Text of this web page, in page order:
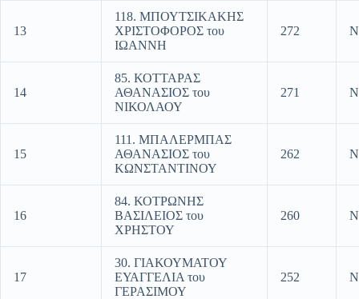
13
118. ΜΠΟΥΤΣΙΚΑΚΗΣ
ΧΡΙΣΤΟΦΟΡΟΣ του
ΙΩΑΝΝΗ
272
14
85. ΚΟΤΤΑΡΑΣ
ΑΘΑΝΑΣΙΟΣ του
ΝΙΚΟΛΑΟΥ
271
15
111. ΜΠΑΛΕΡΜΠΑΣ
ΑΘΑΝΑΣΙΟΣ του
ΚΩΝΣΤΑΝΤΙΝΟΥ
262
16
84. ΚΟΤΡΩΝΗΣ
ΒΑΣΙΛΕΙΟΣ του
ΧΡΗΣΤΟΥ
260
17
30. ΓΙΑΚΟΥΜΑΤΟΥ
ΕΥΑΓΓΕΛΙΑ του
ΓΕΡΑΣΙΜΟΥ
252